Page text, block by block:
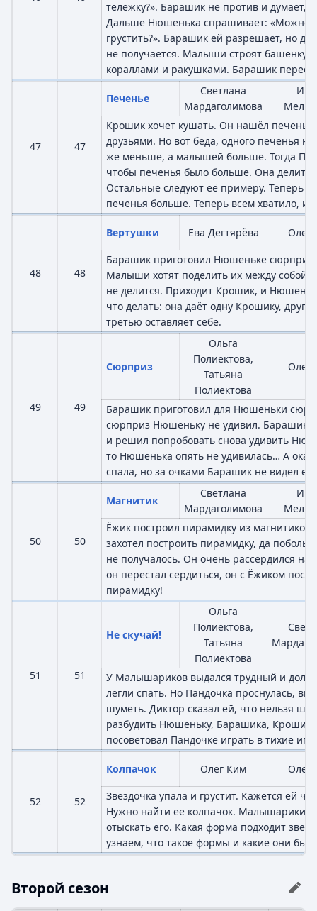
тележку?». Барашик не против и думает,
Дальше Нюшенька спрашивает: «Можно
грустить?». Барашик ей разрешает, но
не получается. Малыши строят башенку
кораллами и ракушками. Барашик
47 47
Печенье
Светлана
Мардаголимова
Крошик хочет кушать. Он нашёл печенье
друзьями. Но вот беда, одного печенья
же меньше, а малышей больше. Тогда
чтобы печенья было больше. Она делит
Остальные следуют её примеру. Теперь
печенья больше. Теперь всем хватило, и
48 48
Вертушки Ева Дегтярёва
Олег
Барашик приготовил Нюшеньке
Малыши хотят поделить их между собой,
не делится. Приходит Крошик, и
что делать: она даёт одну Крошику,
третью оставляет себе.
49 49
Сюрприз
Ольга
Полиектова,
Татьяна
Полиектова
Олег
Барашик приготовил для Нюшеньки
сюрприз Нюшеньку не удивил. Барашик
и решил попробовать снова удивить
то Нюшенька опять не удивилась… А
спала, но за очками Барашик не видел её
50 50
Магнитик
Светлана
Мардаголимова
Ёжик построил пирамидку из
захотел построить пирамидку, да
не получалось. Он очень рассердился на
он перестал сердиться, он с Ёжиком
пирамидку!
51 51
Не скучай!
Ольга
Полиектова,
Татьяна
Полиектова
У Малышариков выдался трудный и
легли спать. Но Пандочка проснулась,
шуметь. Диктор сказал ей, что нельзя
разбудить Нюшеньку, Барашика,
посоветовал Пандочке играть в тихие
52 52
Колпачок Олег Ким
Олег
Звездочка упала и грустит. Кажется ей
Нужно найти ее колпачок. Малышарики
отыскать его. Какая форма подходит
узнаем, что такое формы и какие они
Второй сезон